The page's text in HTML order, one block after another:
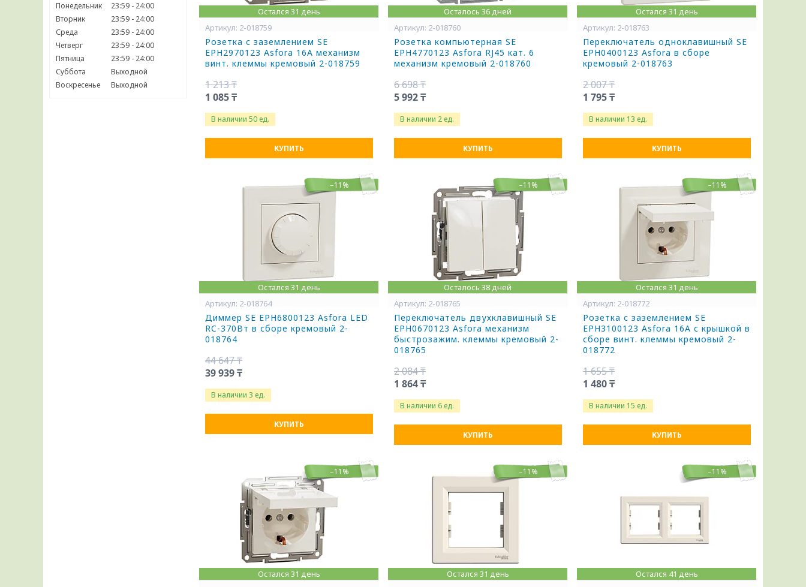
Понедельник 23:59
24:00
Вторник
23:59
24:00
Среда
23:59
24:00
Четверг
23:59
24:00
Пятница
23:59
24:00
Суббота
Выходной
Воскресенье
Выходной
Остался 31 день
2-018759
Розетка с заземлением SE
EPH2970123 Asfora 16А механизм
винт. клеммы кремовый 2-018759
1 213 ₸
1 085 ₸
В наличии 50 ед.
КУПИТЬ
Осталось 36 дней
2-018760
Розетка компьютерная SE
EPH4770123 Asfora RJ45 кат. 6
механизм кремовый 2-018760
6 698 ₸
5 992 ₸
В наличии 2 ед.
КУПИТЬ
Остался 31 день
2-018763
Переключатель одноклавишный SE
EPH0400123 Asfora в сборе
кремовый 2-018763
2 007 ₸
1 795 ₸
В наличии 13 ед.
КУПИТЬ
–11%
Остался 31 день
2-018764
Диммер SE EPH6800123 Asfora LED
RC-370Вт в сборе кремовый 2-
018764
44 647 ₸
39 939 ₸
В наличии 3 ед.
КУПИТЬ
–11%
Осталось 38 дней
2-018765
Переключатель двухклавишный SE
EPH0670123 Asfora механизм
быстрозажим. клеммы кремовый 2-
018765
2 084 ₸
1 864 ₸
В наличии 6 ед.
КУПИТЬ
–11%
Остался 31 день
2-018772
Розетка с заземлением SE
EPH3100123 Asfora 16А с крышкой в
сборе винт. клеммы кремовый 2-
018772
1 655 ₸
1 480 ₸
В наличии 15 ед.
КУПИТЬ
–11%
Остался 31 день
–11%
Остался 31 день
–11%
Остался 41 день